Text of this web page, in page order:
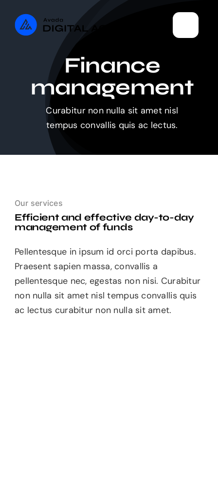
content
Finance
management
Curabitur non nulla sit amet nisl
tempus convallis quis ac lectus.
Our services
Efficient and effective day-to-day
management of funds
Pellentesque in ipsum id orci porta dapibus.
Praesent sapien massa, convallis a
pellentesque nec, egestas non nisi. Curabitur
non nulla sit amet nisl tempus convallis quis
ac lectus curabitur non nulla sit amet.